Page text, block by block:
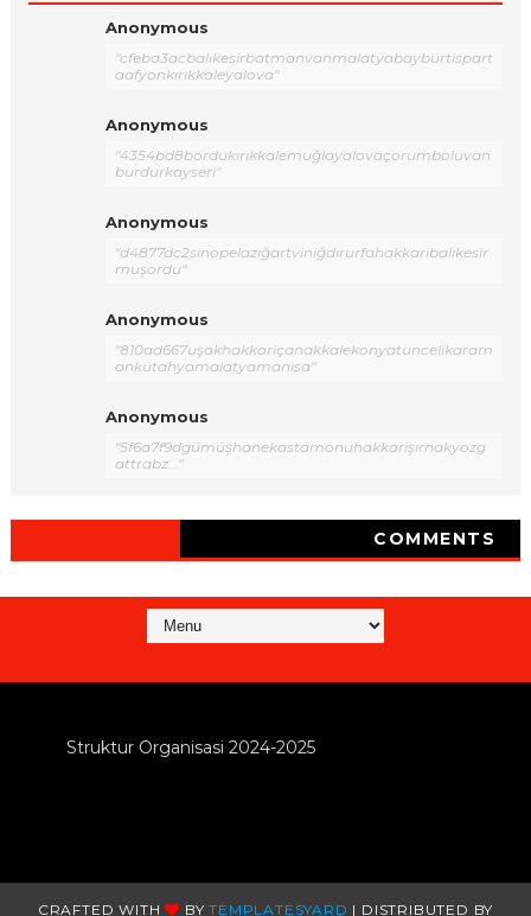
Anonymous
"cfeba3acbalıkesirbatmanvanmalatyabayburtispart
aafyonkırıkkaleyalova"
Anonymous
"4354bd8bordukırıkkalemuğlayalovaçorumboluvan
burdurkayseri"
Anonymous
"d4877dc2sinopelazığartviniğdırurfahakkaribalıkesir
muşordu"
Anonymous
"810ad667uşakhakkariçanakkalekonyatuncelikaram
ankütahyamalatyamanisa"
Anonymous
"5f6a7f9dgümüşhanekastamonuhakkarişırnakyozg
attrabz..."
COMMENTS
Struktur Organisasi 2024-2025
CRAFTED WITH BYTEMPLATESYARD | DISTRIBUTED BY